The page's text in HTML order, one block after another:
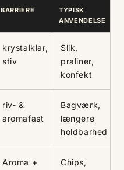
BARRIERE
TYPISK
ANVENDELSE
krystalklar,
stiv
Slik,
praliner,
konfekt
riv- &
aromafast
Bagværk,
længere
holdbarhed
Aroma +
Chips,